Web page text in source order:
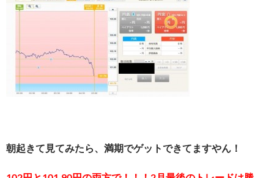
朝起きて見てみたら、満期でゲットできてますやん！